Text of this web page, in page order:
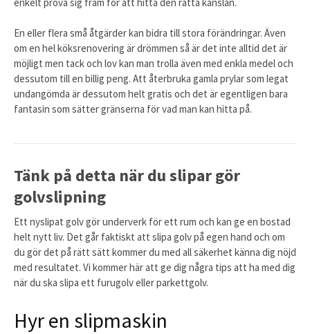
En eller flera små åtgärder kan bidra till stora förändringar. Även
om en hel köksrenovering är drömmen så är det inte alltid det är
möjligt men tack och lov kan man trolla även med enkla medel och
dessutom till en billig peng. Att återbruka gamla prylar som legat
undangömda är dessutom helt gratis och det är egentligen bara
fantasin som sätter gränserna för vad man kan hitta på.
Tänk på detta när du slipar gör
golvslipning
Ett nyslipat golv gör underverk för ett rum och kan ge en bostad
helt nytt liv. Det går faktiskt att slipa golv på egen hand och om
du gör det på rätt sätt kommer du med all säkerhet känna dig nöjd
med resultatet. Vi kommer här att ge dig några tips att ha med dig
när du ska slipa ett furugolv eller parkettgolv.
Hyr en slipmaskin